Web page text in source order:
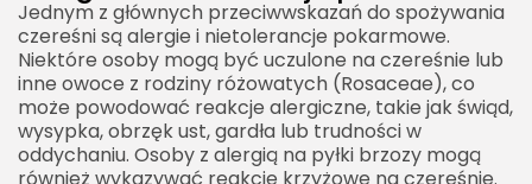
Jednym z głównych przeciwwskazań do spożywania
czereśni są alergie i nietolerancje pokarmowe.
Niektóre osoby mogą być uczulone na czereśnie lub
inne owoce z rodziny różowatych (Rosaceae), co
może powodować reakcje alergiczne, takie jak świąd,
wysypka, obrzęk ust, gardła lub trudności w
oddychaniu. Osoby z alergią na pyłki brzozy mogą